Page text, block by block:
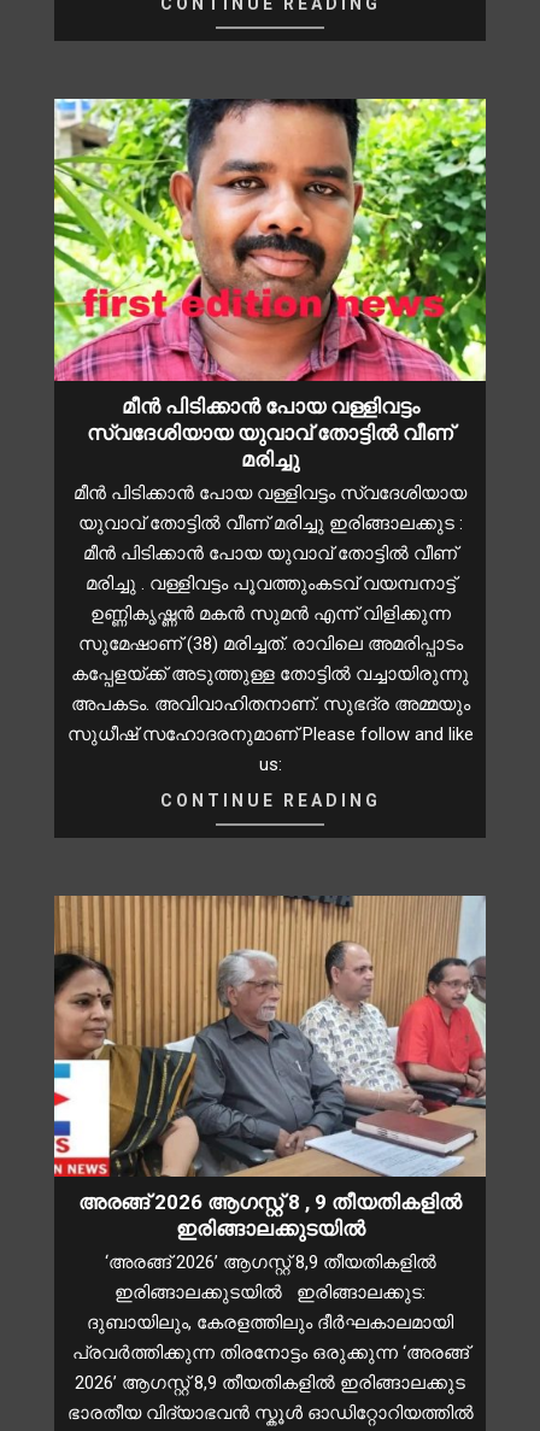
CONTINUE READING
മീൻ പിടിക്കാൻ പോയ വള്ളിവട്ടം
സ്വദേശിയായ യുവാവ് തോട്ടിൽ വീണ്
മരിച്ചു
മീൻ പിടിക്കാൻ പോയ വള്ളിവട്ടം സ്വദേശിയായ
യുവാവ് തോട്ടിൽ വീണ് മരിച്ചു ഇരിങ്ങാലക്കുട :
മീൻ പിടിക്കാൻ പോയ യുവാവ് തോട്ടിൽ വീണ്
മരിച്ചു . വള്ളിവട്ടം പൂവത്തുംകടവ് വയമ്പനാട്ട്
ഉണ്ണികൃഷ്ണൻ മകൻ സുമൻ എന്ന് വിളിക്കുന്ന
സുമേഷാണ് (38) മരിച്ചത്. രാവിലെ അമരിപ്പാടം
കപ്പേളയ്ക്ക് അടുത്തുള്ള തോട്ടിൽ വച്ചായിരുന്നു
അപകടം. അവിവാഹിതനാണ്. സുഭദ്ര അമ്മയും
സുധീഷ് സഹോദരനുമാണ് Please follow and like
us:
CONTINUE READING
അരങ്ങ് 2026 ആഗസ്റ്റ് 8 , 9 തീയതികളിൽ
ഇരിങ്ങാലക്കുടയിൽ
‘അരങ്ങ് 2026’ ആഗസ്റ്റ് 8,9 തീയതികളിൽ
ഇരിങ്ങാലക്കുടയിൽ ഇരിങ്ങാലക്കുട:
ദുബായിലും, കേരളത്തിലും ദീർഘകാലമായി
പ്രവർത്തിക്കുന്ന തിരനോട്ടം ഒരുക്കുന്ന ‘അരങ്ങ്
2026’ ആഗസ്റ്റ് 8,9 തീയതികളിൽ ഇരിങ്ങാലക്കുട
ഭാരതീയ വിദ്യാഭവൻ സ്കൂൾ ഓഡിറ്റോറിയത്തിൽ